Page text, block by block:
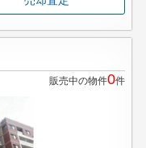
販売中の物件0件